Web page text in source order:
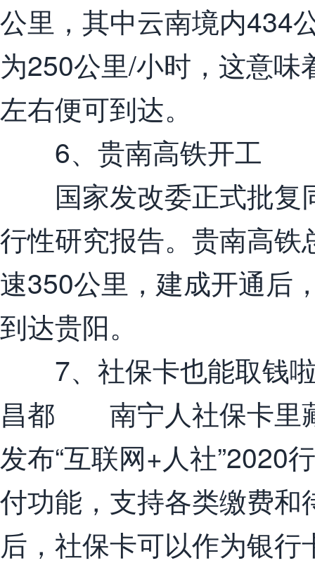
公里，其中云南境内434
为250公里/小时，这意
左右便可到达。
6、贵南高铁开工
国家发改委正式批复
行性研究报告。贵南高
速350公里，建成开通后
到达贵阳。
7、社保卡也能取钱
昌都 南宁人社保卡里藏
发布“互联网+人社”2020
付功能，支持各类缴费
后，社保卡可以作为银